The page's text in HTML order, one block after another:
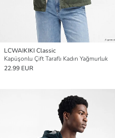
LCWAIKIKI Classic
Kapüşonlu Çift Taraflı Kadın Yağmurluk
22.99 EUR